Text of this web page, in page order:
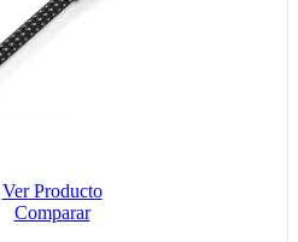
Ver Producto
Comparar